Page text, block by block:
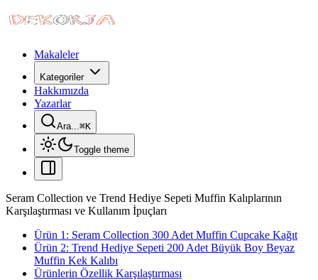
Makaleler
Kategoriler
Hakkımızda
Yazarlar
Ara...⌘K
Toggle theme
Seram Collection ve Trend Hediye Sepeti Muffin Kalıplarının
Karşılaştırması ve Kullanım İpuçları
Ürün 1: Seram Collection 300 Adet Muffin Cupcake Kağıt
Ürün 2: Trend Hediye Sepeti 200 Adet Büyük Boy Beyaz
Muffin Kek Kalıbı
Ürünlerin Özellik Karşılaştırması